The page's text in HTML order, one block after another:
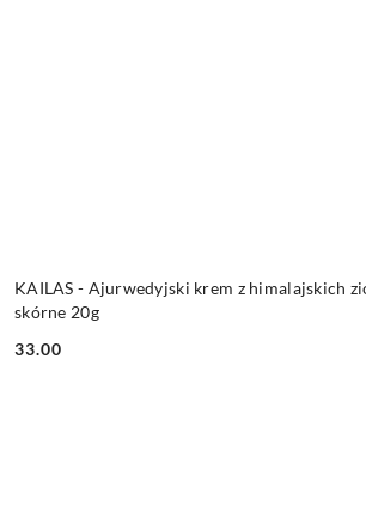
KAILAS - Ajurwedyjski krem z himalajskich
skórne 20g
Cena:
33.00